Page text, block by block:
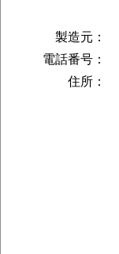
製造元：
電話番号：
住所：